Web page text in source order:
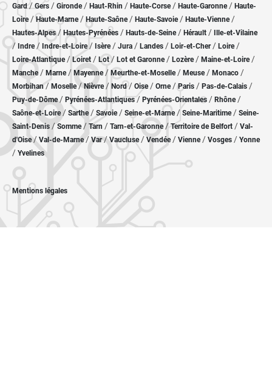
Gard/Gers / Gironde/ Haut-Rhin / Haute-Corse/ Haute-Garonne/ Haute-
Loire/Haute-Marne/ Haute-Saône/ Haute-Savoie/ Haute-Vienne/
Hautes-Alpes/ Hautes-Pyrénées / Hauts-de-Seine/ Hérault / Ille-et-Vilaine
/ Indre/ Indre-et-Loire/ Isère/ Jura / Landes / Loir-et-Cher/ Loire/
Loire-Atlantique/ Loiret / Lot/ Lot et Garonne/ Lozère / Maine-et-Loire/
Manche/ Marne/ Mayenne/ Meurthe-et-Moselle/ Meuse/ Monaco /
Morbihan/ Moselle/ Nièvre / Nord/ Oise / Orne/Paris / Pas-de-Calais /
Puy-de-Dôme/ Pyrénées-Atlantiques / Pyrénées-Orientales / Rhône/
Saône-et-Loire/ Sarthe/ Savoie/ Seine-et-Marne/ Seine-Maritime/ Seine-
Saint-Denis /Somme/ Tarn / Tarn-et-Garonne/Territoire de Belfort / Val-
d'Oise/ Val-de-Marne/Var/Vaucluse/ Vendée/ Vienne/ Vosges / Yonne
/ Yvelines
Mentions légales